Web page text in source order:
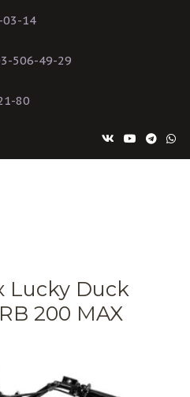
03-14
506-49-29
80
Duck
200 MAX